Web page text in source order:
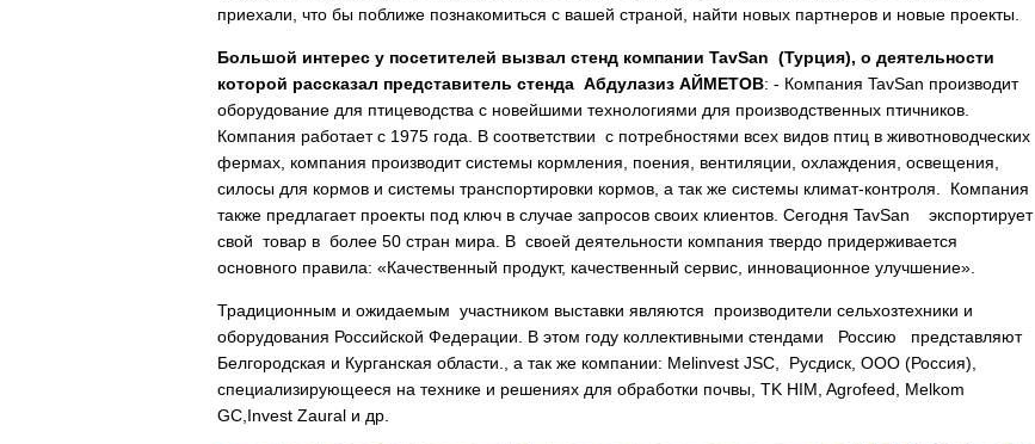
приехали, что бы поближе познакомиться с вашей страной, найти новых партнеров и новые проекты.
Большой интерес у посетителей вызвал стенд компании TavSan (Турция), о деятельности
которой рассказал представитель стенда Абдулазиз АЙМЕТОВ: - Компания TavSan производит
оборудование для птицеводства с новейшими технологиями для производственных птичников.
Компания работает с 1975 года. В соответствии с потребностями всех видов птиц в животноводческих
фермах, компания производит системы кормления, поения, вентиляции, охлаждения, освещения,
силосы для кормов и системы транспортировки кормов, а так же системы климат-контроля. Компания
также предлагает проекты под ключ в случае запросов своих клиентов. Сегодня TavSan экспортирует
свой товар в более 50 стран мира. В своей деятельности компания твердо придерживается
основного правила: «Качественный продукт, качественный сервис, инновационное улучшение».
Традиционным и ожидаемым участником выставки являются производители сельхозтехники и
оборудования Российской Федерации. В этом году коллективными стендами Россию представляют
Белгородская и Курганская области., а так же компании: Melinvest JSC, Русдиск, ООО (Россия),
специализирующееся на технике и решениях для обработки почвы, TK HIM, Agrofeed, Melkom
GC,Invest Zaural и др.